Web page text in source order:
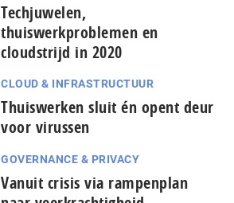
Techjuwelen,
thuiswerkproblemen en
cloudstrijd in 2020
CLOUD & INFRASTRUCTUUR
Thuiswerken sluit én opent deur
voor virussen
GOVERNANCE & PRIVACY
Vanuit crisis via rampenplan